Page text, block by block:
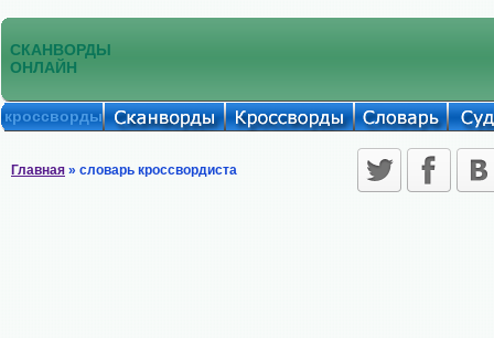
СКАНВОРДЫ
ОНЛАЙН
кроссворды
Главная » словарь кроссвордиста